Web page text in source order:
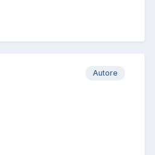
Autore